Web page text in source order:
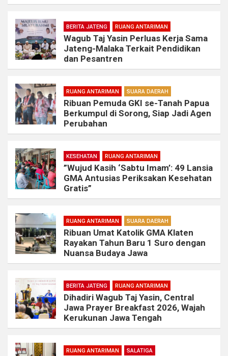
BERITA JATENG RUANG ANTARIMAN
Wagub Taj Yasin Perluas Kerja Sama
Jateng-Malaka Terkait Pendidikan
dan Pesantren
RUANG ANTARIMAN SUARA DAERAH
Ribuan Pemuda GKI se-Tanah Papua
Berkumpul di Sorong, Siap Jadi Agen
Perubahan
KESEHATAN RUANG ANTARIMAN
​”Wujud Kasih ‘Sabtu Imam’: 49 Lansia
GMA Antusias Periksakan Kesehatan
Gratis”
RUANG ANTARIMAN SUARA DAERAH
Ribuan Umat Katolik GMA Klaten
Rayakan Tahun Baru 1 Suro dengan
Nuansa Budaya Jawa
BERITA JATENG RUANG ANTARIMAN
Dihadiri Wagub Taj Yasin, Central
Jawa Prayer Breakfast 2026, Wajah
Kerukunan Jawa Tengah
RUANG ANTARIMAN SALATIGA